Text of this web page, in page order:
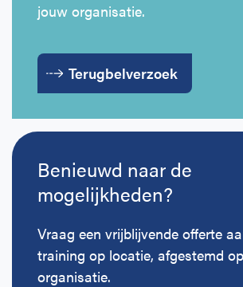
jouw organisatie.
Terugbelverzoek
Benieuwd naar de
mogelijkheden?
Vraag een vrijblijvende offerte
training op locatie, afgestemd
organisatie.